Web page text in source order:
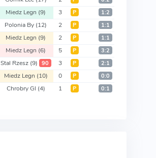
Miedz Legn (9) 3 Р 1:2
Polonia By (12) 2 Р 1:1
Miedz Legn (9) 2 Р 1:1
Miedz Legn (6) 5 Р 3:2
Stal Rzesz (9) 90 3 Р 2:1
Miedz Legn (10) 0 Р 0:0
Chrobry Gl (4) 1 Р 0:1